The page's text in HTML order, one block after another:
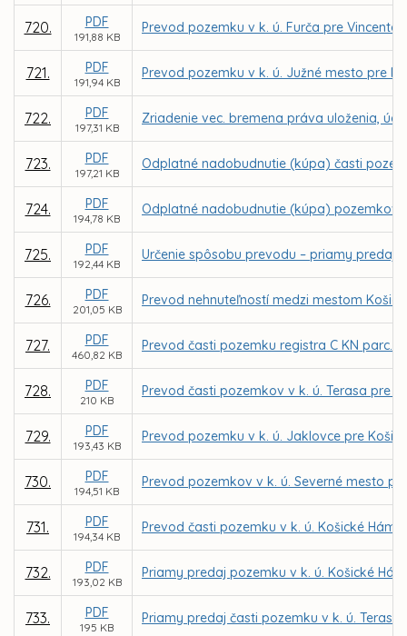
720. PDF
191,88 KB
Prevod pozemku v k. ú. Furča pre Vincenta
721. PDF
191,94 KB
Prevod pozemku v k. ú. Južné mesto pre
722. PDF
197,31 KB
Zriadenie vec. bremena práva uloženia,
723. PDF
197,21 KB
Odplatné nadobudnutie (kúpa) časti
724. PDF
194,78 KB
Odplatné nadobudnutie (kúpa) pozemkov
725. PDF
192,44 KB
Určenie spôsobu prevodu – priamy predaj
726. PDF
201,05 KB
Prevod nehnuteľností medzi mestom
727. PDF
460,82 KB
Prevod časti pozemku registra C KN parc.
728. PDF
210 KB
Prevod časti pozemkov v k. ú. Terasa pre
729. PDF
193,43 KB
Prevod pozemku v k. ú. Jaklovce pre
730. PDF
194,51 KB
Prevod pozemkov v k. ú. Severné mesto
731. PDF
194,34 KB
Prevod časti pozemku v k. ú. Košické
732. PDF
193,02 KB
Priamy predaj pozemku v k. ú. Košické
733. PDF
195 KB
Priamy predaj časti pozemku v k. ú. Terasa